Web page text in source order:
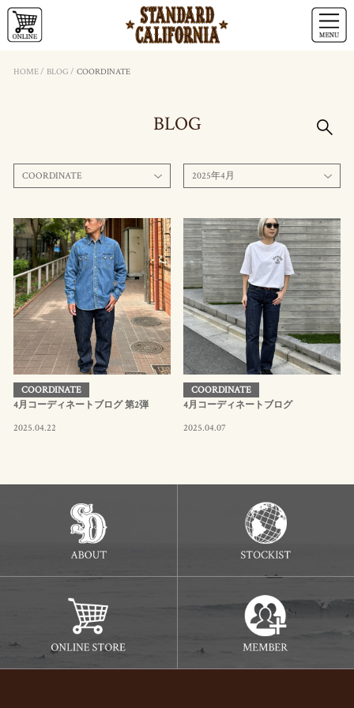
HOME/ BLOG / COORDINATE
BLOG
COORDINATE 2025年4月
COORDINATE
4月コーディネートブログ 第2弾
2025.04.22
COORDINATE
4月コーディネートブログ
2025.04.07